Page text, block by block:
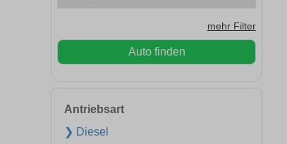
mehr Filter
Auto finden
Antriebsart
❯ Diesel